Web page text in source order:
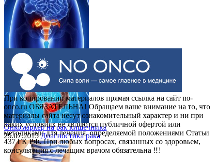
Выделения при раке шейки матки
30.07.2015 Рак шейки матки
Онкомаркер на рак кишечника
29.07.2015 Диагностика рака
При копировании материалов прямая ссылка на сайт no-
onco.ru ОБЯЗАТЕЛЬНА! Обращаем ваше внимание на то, что
материалы сайта несут ознакомительный характер и ни при
каких условиях не являются публичной офертой или
методиками для лечения, определяемой положениями Статьи
437 ГК РФ. При любых вопросах, связанных со здоровьем,
консультация с лечащим врачом обязательна !!!